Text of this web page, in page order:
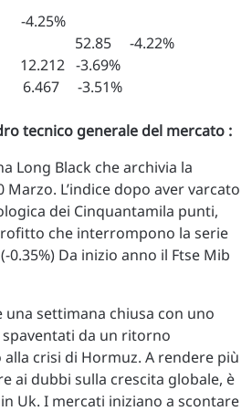
52.85 -4.22%
-3.69%
-3.51%
tecnico generale del mercato :
Long Black che archivia la
L’indice dopo aver varcato
dei Cinquantamila punti,
che interrompono la serie
0.35%) Da inizio anno il Ftse Mib
una settimana chiusa con uno
da un ritorno
alla crisi di Hormuz. A rendere più
ai dubbi sulla crescita globale, è
Uk. I mercati iniziano a scontare